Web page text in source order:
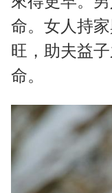
命。女人持
旺，助夫益
命。